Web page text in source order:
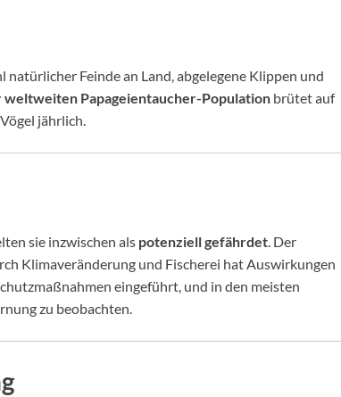
Feinde an Land, abgelegene Klippen und
weltweiten Papageientaucher-Population brütet auf
jährlich.
sie inzwischen als potenziell gefährdet. Der
Klimaveränderung und Fischerei hat Auswirkungen
eingeführt, und in den meisten
zu beobachten.